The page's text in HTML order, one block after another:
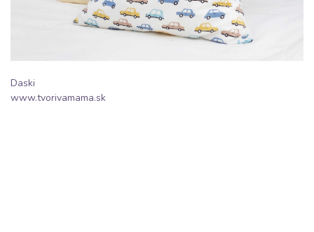
Daski
www.tvorivamama.sk